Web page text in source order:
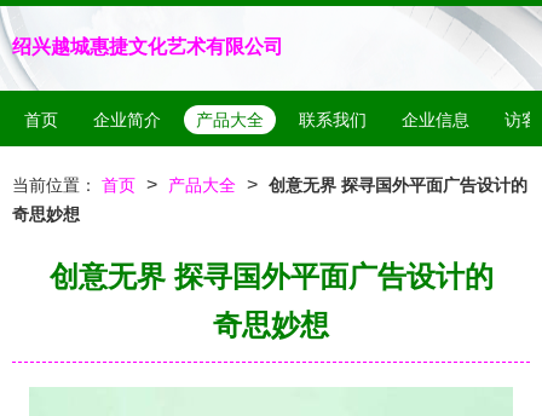
绍兴越城惠捷文化艺术有限公司
首页 企业简介 产品大全 联系我们 企业信息 访客
当前位置： 首页 > 产品大全 > 创意无界 探寻国外平面广告设计的
奇思妙想
创意无界 探寻国外平面广告设计的
奇思妙想